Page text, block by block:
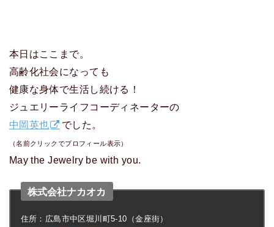
本日はここまで。
高齢化社会になっても
健康な身体で生活し続ける！
ジュエリーライフコーディネーターの
中岡英也
でした。
（名前クリックでプロフィール表示）
May the Jewelry be with you.
株式会社ナカオカ
住所：広島市中区堀川町5-10（金座街）